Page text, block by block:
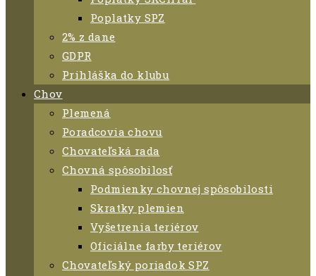
Poplatky SPZ
2% z dane
GDPR
Prihláška do klubu
Chov
Plemená
Poradcovia chovu
Chovateľská rada
Chovná spôsobilosť
Podmienky chovnej spôsobilosti
Skratky plemien
Vyšetrenia teriérov
Oficiálne farby teriérov
Chovateľský poriadok SPZ